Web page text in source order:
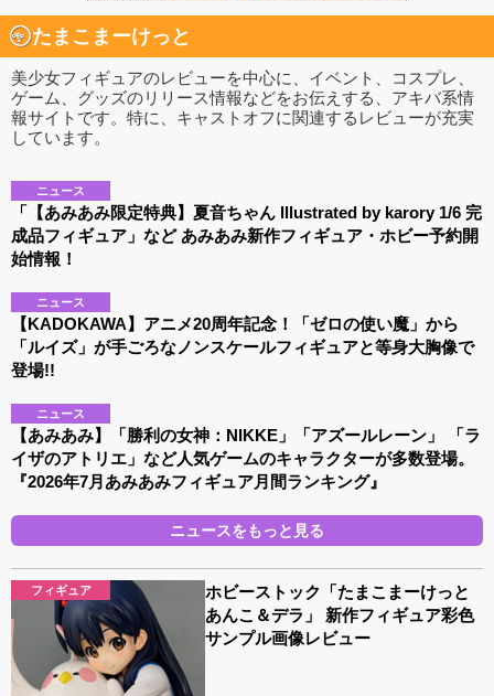
たまこまーけっと
美少女フィギュアのレビューを中心に、イベント、コスプレ、
ゲーム、グッズのリリース情報などをお伝えする、アキバ系情
報サイトです。特に、キャストオフに関連するレビューが充実
しています。
ニュース
「【あみあみ限定特典】夏音ちゃん Illustrated by karory 1/6 完
成品フィギュア」など あみあみ新作フィギュア・ホビー予約開
始情報！
ニュース
【KADOKAWA】アニメ20周年記念！「ゼロの使い魔」から
「ルイズ」が手ごろなノンスケールフィギュアと等身大胸像で
登場!!
ニュース
【あみあみ】「勝利の女神：NIKKE」「アズールレーン」 「ラ
イザのアトリエ」など人気ゲームのキャラクターが多数登場。
『2026年7月あみあみフィギュア月間ランキング』
ニュースをもっと見る
フィギュア
ホビーストック「たまこまーけっと
あんこ＆デラ」 新作フィギュア彩色
サンプル画像レビュー